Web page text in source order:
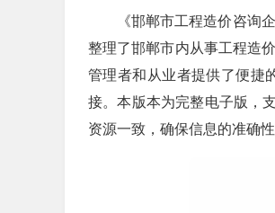
《邯郸市工程造价咨询
整理了邯郸市内从事工程造
管理者和从业者提供了便捷
接。本版本为完整电子版，
资源一致，确保信息的准确